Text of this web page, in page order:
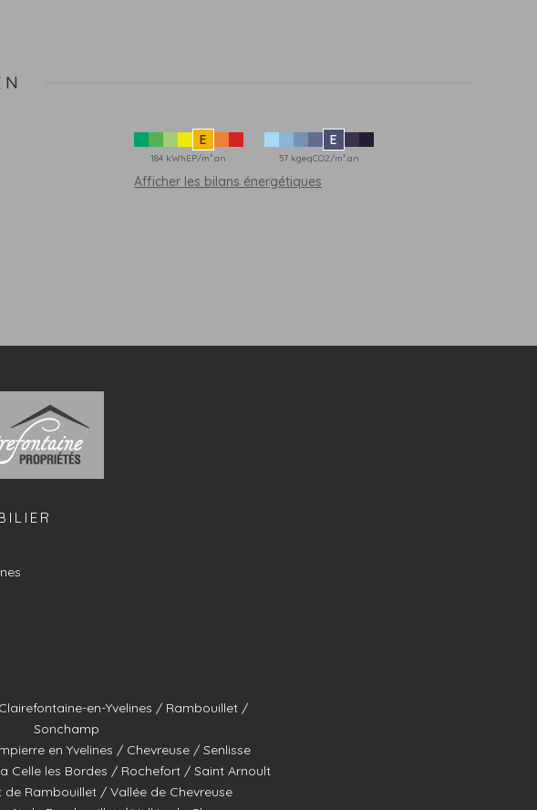
E
184 kWhEP/m².an
E
57 kgeqCO2/m².an
Afficher les bilans énergétiques
en-Yvelines / Rambouillet /
Sonchamp
en Yvelines / Chevreuse / Senlisse
Celle les Bordes / Rochefort / Saint Arnoult
Rambouillet / Vallée de Chevreuse